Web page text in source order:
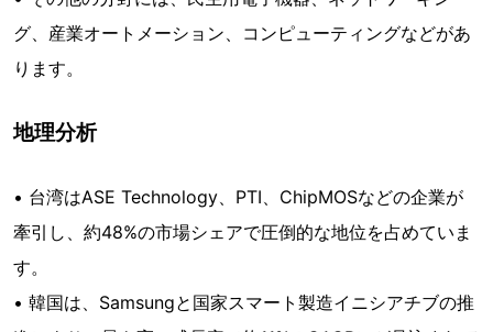
グ、産業オートメーション、コンピューティングなどがあ
ります。
地理分析
• 台湾はASE Technology、PTI、ChipMOSなどの企業が
牽引し、約48%の市場シェアで圧倒的な地位を占めていま
す。
• 韓国は、Samsungと国家スマート製造イニシアチブの推